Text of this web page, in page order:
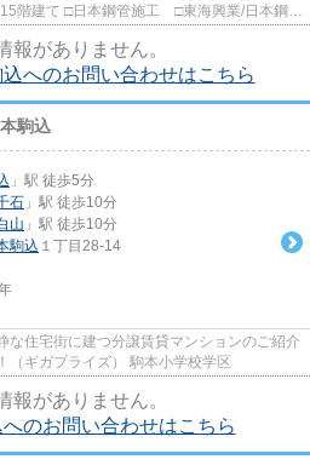
興業/日本鋼管
報がありません。
へのお問い合わせはこちら
駒込
」駅 徒歩5分
石 」駅 徒歩10分
山 」駅 徒歩10分
駒込 １丁目28-14
な住宅街に建つ分譲賃貸マンションのご紹介
（ギガプライズ） 駒本小学校学区
報がありません。
のお問い合わせはこちら